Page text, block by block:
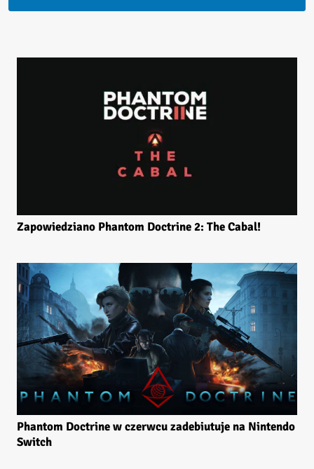
Zapowiedziano Phantom Doctrine 2: The Cabal!
Phantom Doctrine w czerwcu zadebiutuje na Nintendo
Switch